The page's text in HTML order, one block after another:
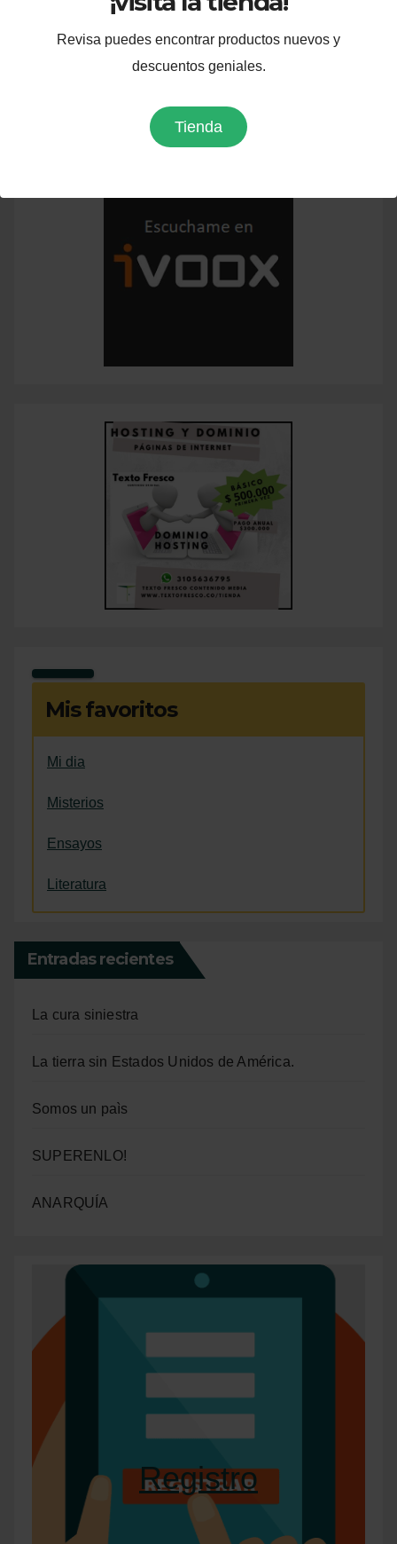
Revisa puedes encontrar productos nuevos y
descuentos geniales.
Tienda
Mis favoritos
Mi dia
Misterios
Ensayos
Literatura
Entradas recientes
La cura siniestra
La tierra sin Estados Unidos de América.
Somos un paìs
SUPERENLO!
ANARQUÍA
Registro